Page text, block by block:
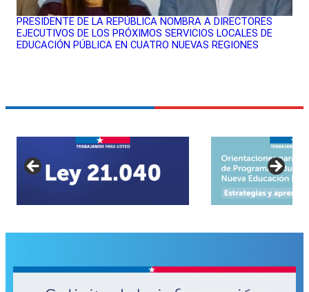
PRESIDENTE DE LA REPÚBLICA NOMBRA A DIRECTORES
EJECUTIVOS DE LOS PRÓXIMOS SERVICIOS LOCALES DE
EDUCACIÓN PÚBLICA EN CUATRO NUEVAS REGIONES